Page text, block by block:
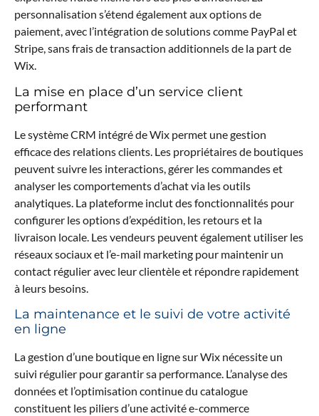
personnalisation s’étend également aux options de
paiement, avec l’intégration de solutions comme PayPal et
Stripe, sans frais de transaction additionnels de la part de
Wix.
La mise en place d’un service client
performant
Le système CRM intégré de Wix permet une gestion
efficace des relations clients. Les propriétaires de boutiques
peuvent suivre les interactions, gérer les commandes et
analyser les comportements d’achat via les outils
analytiques. La plateforme inclut des fonctionnalités pour
configurer les options d’expédition, les retours et la
livraison locale. Les vendeurs peuvent également utiliser les
réseaux sociaux et l’e-mail marketing pour maintenir un
contact régulier avec leur clientèle et répondre rapidement
à leurs besoins.
La maintenance et le suivi de votre activité
en ligne
La gestion d’une boutique en ligne sur Wix nécessite un
suivi régulier pour garantir sa performance. L’analyse des
données et l’optimisation continue du catalogue
constituent les piliers d’une activité e-commerce